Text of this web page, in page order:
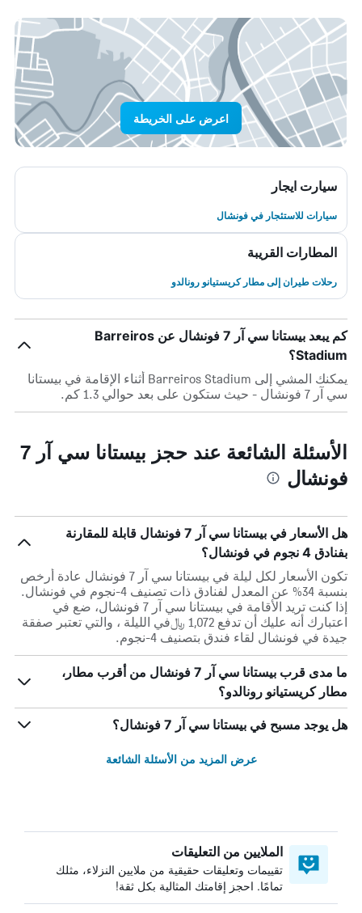
اعرض على الخريطة
سيارت ايجار
سيارات للاستئجار في فونشال
المطارات القريبة
رحلات طيران إلى مطار كريستيانو رونالدو
كم يبعد بيستانا سي آر 7 فونشال عن Barreiros
Stadium؟
يمكنك المشي إلى Barreiros Stadium أثناء الإقامة في بيستانا
سي آر 7 فونشال - حيث ستكون على بعد حوالي 1.3 كم.
الأسئلة الشائعة عند حجز بيستانا سي آر 7
فونشال
هل الأسعار في بيستانا سي آر 7 فونشال قابلة للمقارنة
بفنادق 4 نجوم في فونشال؟
تكون الأسعار لكل ليلة في بيستانا سي آر 7 فونشال عادة أرخص
بنسبة 34% عن المعدل لفنادق ذات تصنيف 4-نجوم في فونشال.
إذا كنت تريد الأقامة في بيستانا سي آر 7 فونشال، ضع في
اعتبارك أنه عليك أن تدفع 1,072 ﷼في الليلة ، والتي تعتبر صفقة
جيدة في فونشال لقاء فندق بتصنيف 4-نجوم.
ما مدى قرب بيستانا سي آر 7 فونشال من أقرب مطار،
مطار كريستيانو رونالدو؟
هل يوجد مسبح في بيستانا سي آر 7 فونشال؟
عرض المزيد من الأسئلة الشائعة
الملايين من التعليقات
تقييمات وتعليقات حقيقية من ملايين النزلاء، مثلك
تمامًا. احجز إقامتك المثالية بكل ثقة!